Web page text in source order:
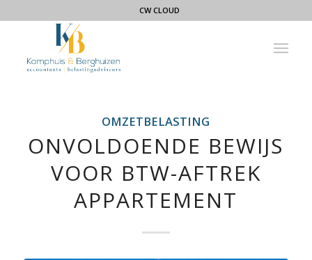
CW CLOUD
OMZETBELASTING
ONVOLDOENDE BEWIJS
VOOR BTW-AFTREK
APPARTEMENT